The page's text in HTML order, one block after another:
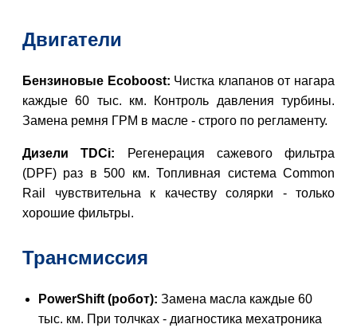
Двигатели
Бензиновые Ecoboost: Чистка клапанов от нагара
каждые 60 тыс. км. Контроль давления турбины.
Замена ремня ГРМ в масле - строго по регламенту.
Дизели TDCi: Регенерация сажевого фильтра
(DPF) раз в 500 км. Топливная система Common
Rail чувствительна к качеству солярки - только
хорошие фильтры.
Трансмиссия
PowerShift (робот): Замена масла каждые 60
тыс. км. При толчках - диагностика мехатроника